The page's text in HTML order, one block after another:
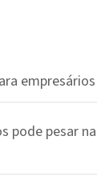
empresários
pode pesar